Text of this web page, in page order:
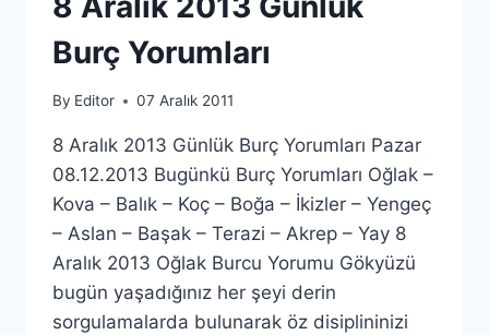
Burç Yorumları
By Editor 07 Aralık 2011
8 Aralık 2013 Günlük Burç Yorumları Pazar
08.12.2013 Bugünkü Burç Yorumları Oğlak –
Kova – Balık – Koç – Boğa – İkizler – Yengeç
– Aslan – Başak – Terazi – Akrep – Yay 8
Aralık 2013 Oğlak Burcu Yorumu Gökyüzü
bugün yaşadığınız her şeyi derin
sorgulamalarda bulunarak öz disiplininizi